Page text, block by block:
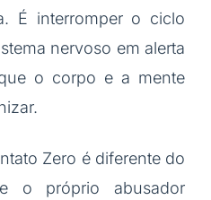
É interromper o ciclo
nervoso em alerta
o corpo e a mente
Zero é diferente do
o próprio abusador